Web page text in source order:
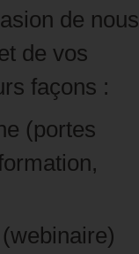
de nous
de vos
façons :
(portes